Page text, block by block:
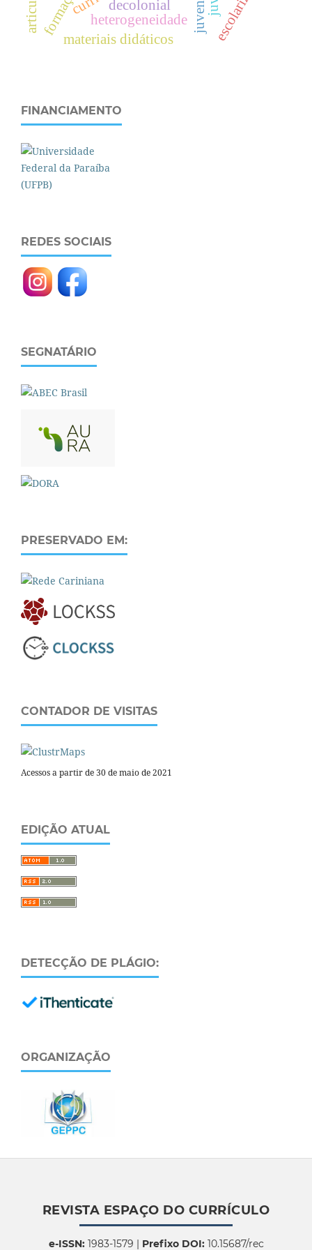
heterogeneidade
materiais didáticos
decolonial
FINANCIAMENTO
REDES SOCIAIS
SEGNATÁRIO
PRESERVADO EM:
CONTADOR DE VISITAS
Acessos a partir de 30 de maio de 2021
EDIÇÃO ATUAL
DETECÇÃO DE PLÁGIO:
ORGANIZAÇÃO
REVISTA ESPAÇO DO CURRÍCULO
e-ISSN:1983-1579 | Prefixo DOI:10.15687/rec